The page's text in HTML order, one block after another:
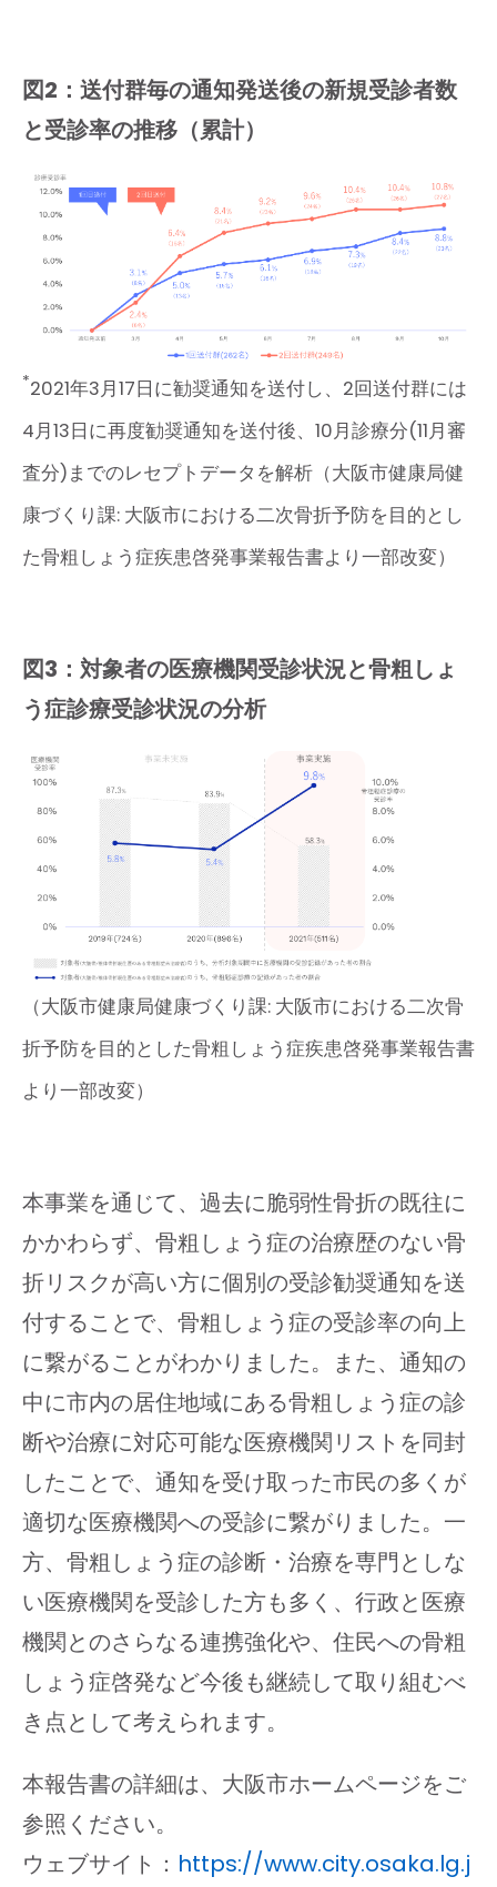
図2：送付群毎の通知発送後の新規受診者数
と受診率の推移（累計）
*2021年3月17日に勧奨通知を送付し、2回送付群には
4月13日に再度勧奨通知を送付後、10月診療分(11月審
査分)までのレセプトデータを解析（大阪市健康局健
康づくり課: 大阪市における二次骨折予防を目的とし
た骨粗しょう症疾患啓発事業報告書より一部改変）
図3：対象者の医療機関受診状況と骨粗しょ
う症診療受診状況の分析
（大阪市健康局健康づくり課: 大阪市における二次骨
折予防を目的とした骨粗しょう症疾患啓発事業報告書
より一部改変）
本事業を通じて、過去に脆弱性骨折の既往に
かかわらず、骨粗しょう症の治療歴のない骨
折リスクが高い方に個別の受診勧奨通知を送
付することで、骨粗しょう症の受診率の向上
に繋がることがわかりました。また、通知の
中に市内の居住地域にある骨粗しょう症の診
断や治療に対応可能な医療機関リストを同封
したことで、通知を受け取った市民の多くが
適切な医療機関への受診に繋がりました。一
方、骨粗しょう症の診断・治療を専門としな
い医療機関を受診した方も多く、行政と医療
機関とのさらなる連携強化や、住民への骨粗
しょう症啓発など今後も継続して取り組むべ
き点として考えられます。
本報告書の詳細は、大阪市ホームページをご
参照ください。
ウェブサイト： https://www.city.osaka.lg.j